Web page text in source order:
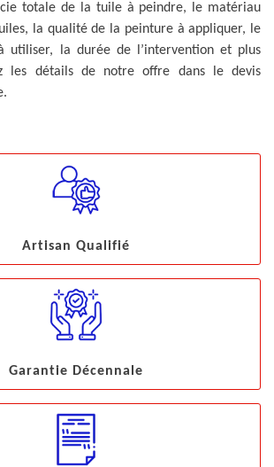
totale de la tuile à peindre, le matériau
la qualité de la peinture à appliquer, le
utiliser, la durée de l’intervention et plus
les détails de notre offre dans le devis
Artisan Qualifié
Garantie Décennale